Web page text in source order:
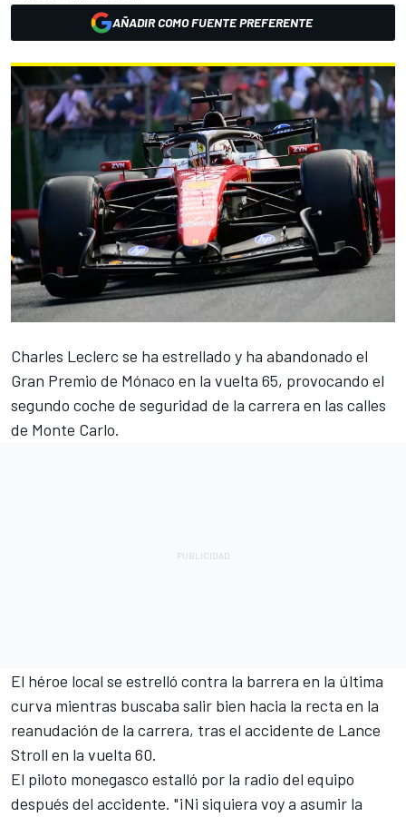
AÑADIR COMO FUENTE PREFERENTE
Charles Leclerc se ha estrellado y ha abandonado el
Gran Premio de Mónaco en la vuelta 65, provocando el
segundo coche de seguridad de la carrera en las calles
de Monte Carlo.
El héroe local se estrelló contra la barrera en la última
curva mientras buscaba salir bien hacia la recta en la
reanudación de la carrera, tras el accidente de Lance
Stroll en la vuelta 60.
El piloto monegasco estalló por la radio del equipo
después del accidente. "¡Ni siquiera voy a asumir la